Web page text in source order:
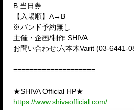
B.当日券
【入場順】A→B
※バンド予約無し
主催・企画/制作:SHIVA
お問い合わせ:六本木Varit (03-6441-
====================
★SHIVA Official HP★
https://www.shivaofficial.com/